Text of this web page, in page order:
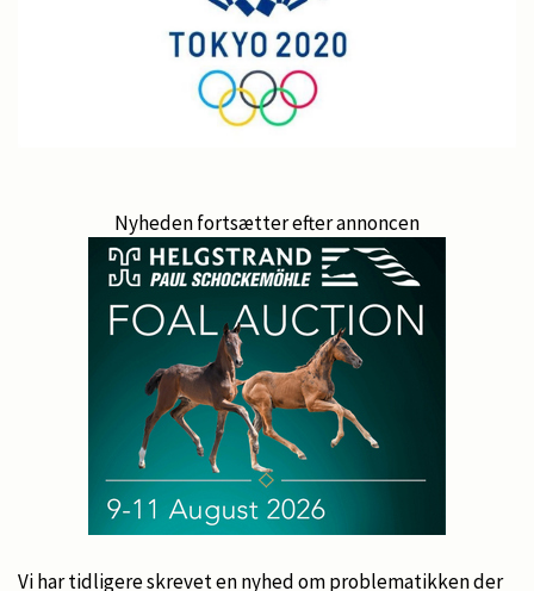
Nyheden fortsætter efter annoncen
Vi har tidligere skrevet en nyhed om problematikken der